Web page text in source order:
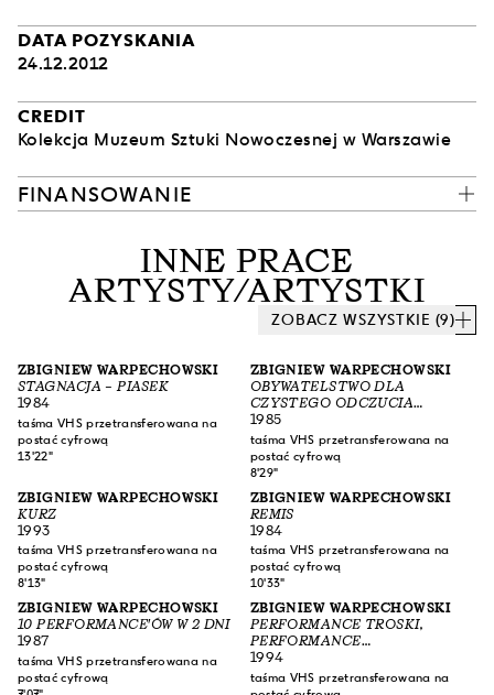
DATA POZYSKANIA
24.12.2012
CREDIT
Kolekcja Muzeum Sztuki Nowoczesnej w Warszawie
FINANSOWANIE
INNE PRACE
ARTYSTY/ARTYSTKI
ZOBACZ WSZYSTKIE (9)
ZBIGNIEW WARPECHOWSKI
STAGNACJA – PIASEK
1984
taśma VHS przetransferowana na
postać cyfrową
13'22"
ZBIGNIEW WARPECHOWSKI
OBYWATELSTWO DLA
CZYSTEGO ODCZUCIA
KAZIMIERZA MALEWICZA
1985
taśma VHS przetransferowana na
postać cyfrową
8'29"
ZBIGNIEW WARPECHOWSKI
KURZ
1993
taśma VHS przetransferowana na
postać cyfrową
8'13"
ZBIGNIEW WARPECHOWSKI
REMIS
1984
taśma VHS przetransferowana na
postać cyfrową
10'33"
ZBIGNIEW WARPECHOWSKI
10 PERFORMANCE'ÓW W 2 DNI
1987
taśma VHS przetransferowana na
postać cyfrową
ZBIGNIEW WARPECHOWSKI
PERFORMANCE TROSKI,
PERFORMANCE
ZOBOWIĄZANIA
1994
taśma VHS przetransferowana na